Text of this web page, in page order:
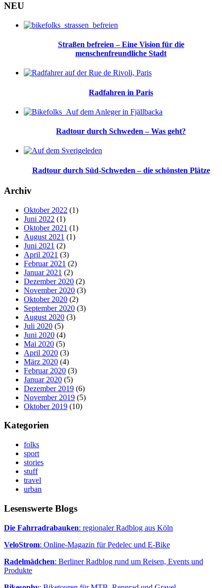
NEU
Straßen befreien – Eine Vision für die
menschenfreundliche Stadt
Radfahren in Paris
Radtour durch Schweden – Was geht?
Radtour durch Süd-Schweden – die schönsten Plätze
Archiv
Oktober 2022 (1)
Juni 2022 (1)
Oktober 2021 (1)
August 2021 (1)
Juni 2021 (2)
April 2021 (3)
Februar 2021 (2)
Januar 2021 (2)
Dezember 2020 (2)
November 2020 (3)
Oktober 2020 (2)
September 2020 (3)
August 2020 (3)
Juli 2020 (5)
Juni 2020 (4)
Mai 2020 (5)
April 2020 (3)
März 2020 (4)
Februar 2020 (3)
Januar 2020 (5)
Dezember 2019 (6)
November 2019 (5)
Oktober 2019 (10)
Kategorien
folks
sport
stories
stuff
travel
urban
Lesenswerte Blogs
Die Fahrradrabauken: regionaler Radblog aus Köln
VeloStrom: Online-Magazin für Pedelec und E-Bike
Radelmädchen: Berliner Radblog rund um Reisen, Events und
Produkte